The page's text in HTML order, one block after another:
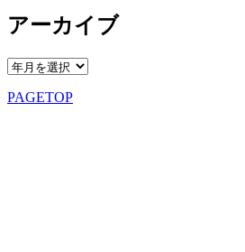
アーカイブ
PAGETOP